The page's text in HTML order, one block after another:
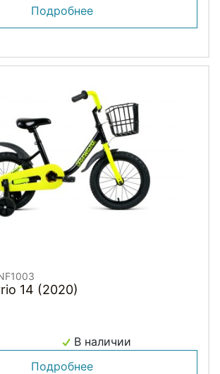
Подробнее
14 (2020)
В наличии
Подробнее